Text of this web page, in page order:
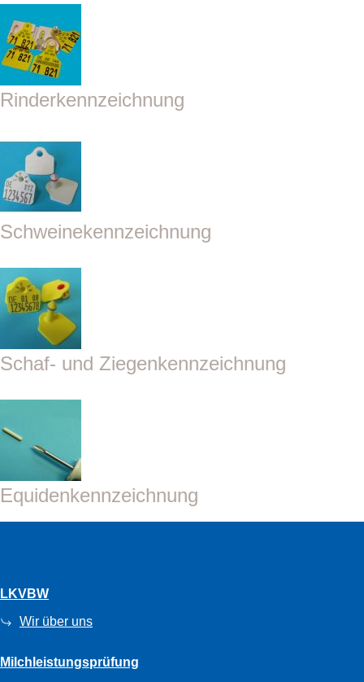
Rinderkennzeichnung
Schweinekennzeichnung
Schaf- und Ziegenkennzeichnung
Equidenkennzeichnung
LKVBW
Wir über uns
Milchleistungsprüfung